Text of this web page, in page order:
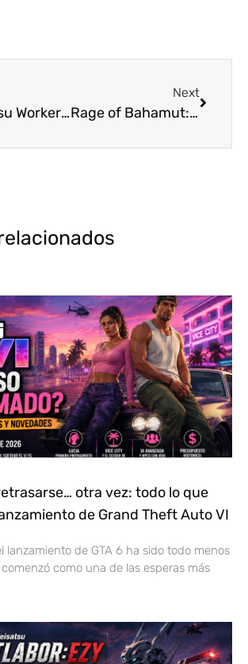
Chuusotsu Worker kara Hajimeru Koukou Seikatsu ya tiene reparto de voz
Next
Rage of Bahamut: Manaria Friends nuevo anime de Cygames Pictures
otra vez: todo lo que
de Grand Theft Auto VI
lanzamiento de GTA 6 ha sido todo menos
como una de las esperas más